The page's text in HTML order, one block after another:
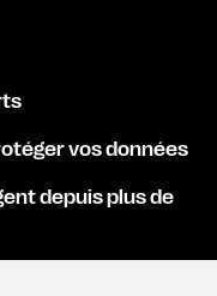
vos données
depuis plus de